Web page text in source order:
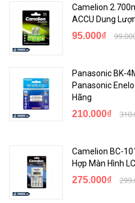
Camelion
ACCU Dung
95.000₫
Panasonic BK-
Panasonic
Hãng
210.000₫
Camelion BC-
Hợp Màn Hình
275.000₫